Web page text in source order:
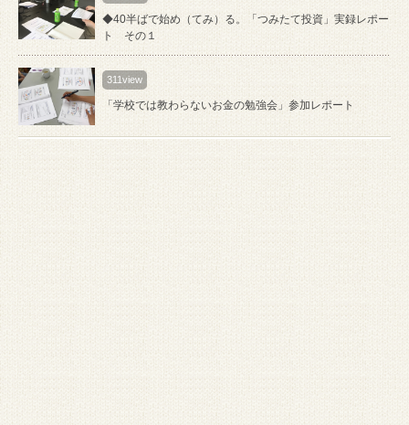
◆40半ばで始め（てみ）る。「つみたて投資」実録レポー
ト その１
311view
「学校では教わらないお金の勉強会」参加レポート